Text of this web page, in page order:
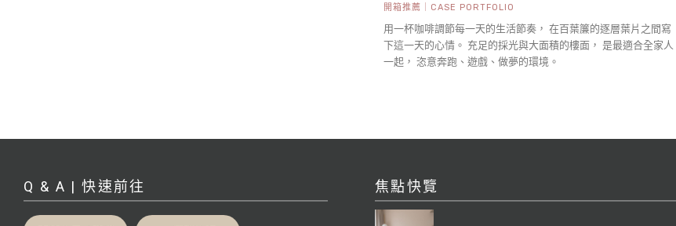
開箱推薦｜CASE PORTFOLIO
用一杯咖啡調節每一天的生活節奏， 在百葉簾的逐層葉片之間寫
下這一天的心情。 充足的採光與大面積的樓面， 是最適合全家人
一起， 恣意奔跑、遊戲、做夢的環境。
Q & A | 快速前往 焦點快覽